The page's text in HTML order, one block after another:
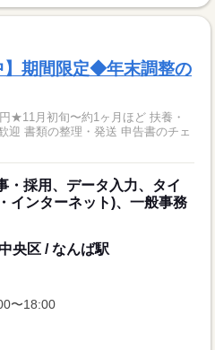
】期間限定◆年末調整の
★11月初旬〜約1ヶ月ほど 扶養・
迎 書類の整理・発送 申告書のチェ
・採用、データ入力、タイ
インターネット)、一般事務
央区 / なんば駅
〜18:00